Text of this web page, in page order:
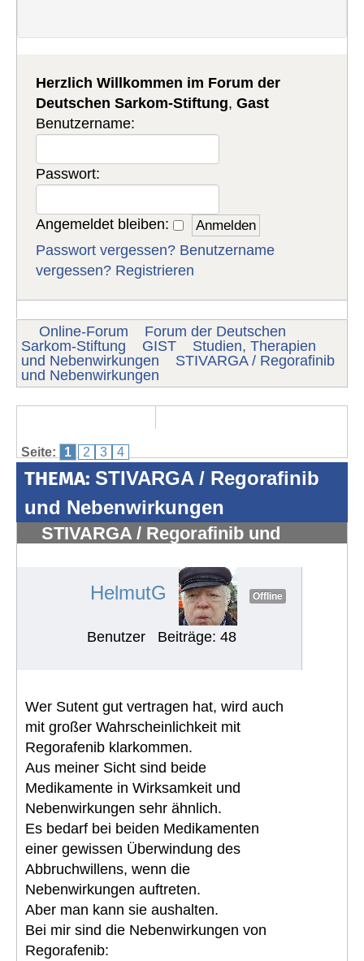
Herzlich Willkommen im Forum der
Deutschen Sarkom-Stiftung,Gast
Benutzername:
Passwort:
Angemeldet bleiben:
Passwort vergessen? Benutzername
vergessen? Registrieren
Online-Forum
Forum der Deutschen
Sarkom-Stiftung
GIST
Studien, Therapien
und Nebenwirkungen
STIVARGA / Regorafinib
und Nebenwirkungen
Seite: 1 2 3 4
THEMA: STIVARGA / Regorafinib
und Nebenwirkungen
STIVARGA / Regorafinib und
HelmutG Offline
Benutzer Beiträge: 48
Wer Sutent gut vertragen hat, wird auch
mit großer Wahrscheinlichkeit mit
Regorafenib klarkommen.
Aus meiner Sicht sind beide
Medikamente in Wirksamkeit und
Nebenwirkungen sehr ähnlich.
Es bedarf bei beiden Medikamenten
einer gewissen Überwindung des
Abbruchwillens, wenn die
Nebenwirkungen auftreten.
Aber man kann sie aushalten.
Bei mir sind die Nebenwirkungen von
Regorafenib: